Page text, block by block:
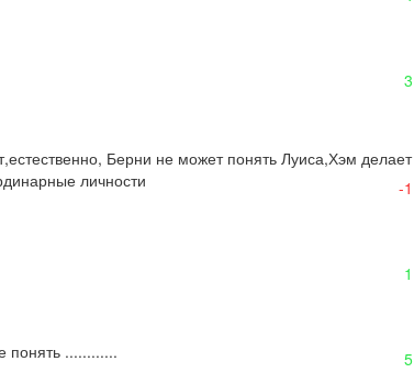
3
Берни не может понять Луиса,Хэм делает
личности
-1
1
понять ............ 5